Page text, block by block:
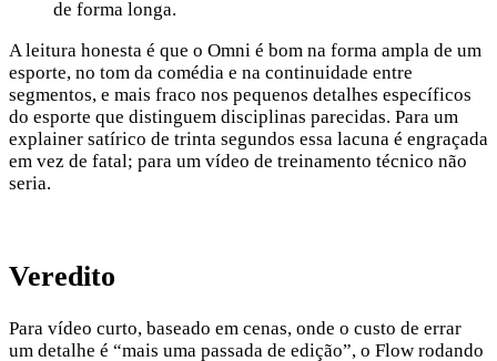
de forma longa.
A leitura honesta é que o Omni é bom na forma ampla de um
esporte, no tom da comédia e na continuidade entre
segmentos, e mais fraco nos pequenos detalhes específicos
do esporte que distinguem disciplinas parecidas. Para um
explainer satírico de trinta segundos essa lacuna é engraçada
em vez de fatal; para um vídeo de treinamento técnico não
seria.
Veredito
Para vídeo curto, baseado em cenas, onde o custo de errar
um detalhe é “mais uma passada de edição”, o Flow rodando